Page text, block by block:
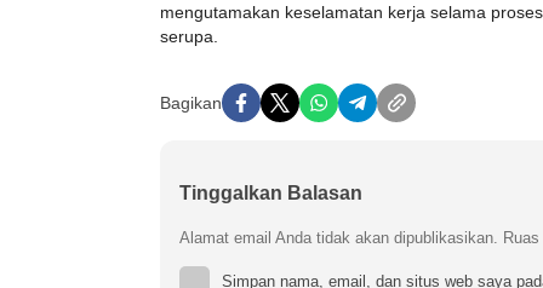
mengutamakan keselamatan kerja selama
serupa.
Bagikan
Tinggalkan Balasan
Alamat email Anda tidak akan dipublikasikan.
Simpan nama, email, dan situs web saya